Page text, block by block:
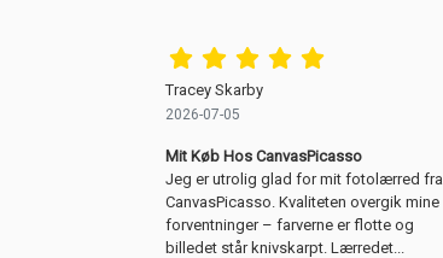
Tracey Skarby
2026-07-05
Mit Køb Hos CanvasPicasso
Jeg er utrolig glad for mit fotolærred fra
CanvasPicasso. Kvaliteten overgik mine
forventninger – farverne er flotte og
billedet står knivskarpt. Lærredet...